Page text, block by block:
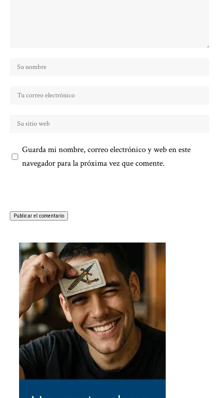
Guarda mi nombre, correo electrónico y web en este
navegador para la próxima vez que comente.